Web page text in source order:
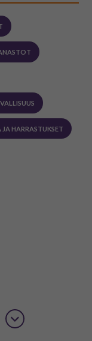
HARRASTUKSET